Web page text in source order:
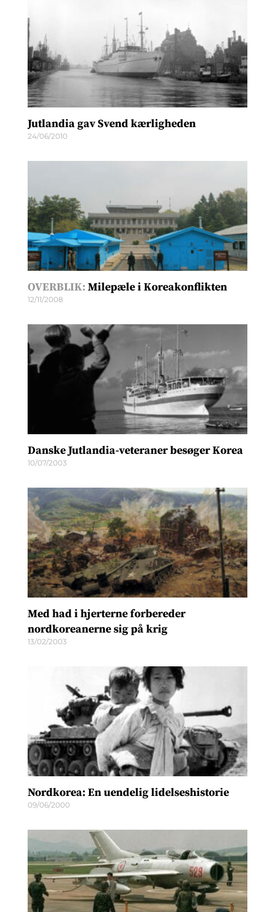
Jutlandia gav Svend kærligheden
24/06/2010
OVERBLIK:Milepæle i Koreakonflikten
12/11/2008
Danske Jutlandia-veteraner besøger Korea
10/07/2003
Med had i hjerterne forbereder
nordkoreanerne sig på krig
13/02/2003
Nordkorea: En uendelig lidelseshistorie
09/06/2000